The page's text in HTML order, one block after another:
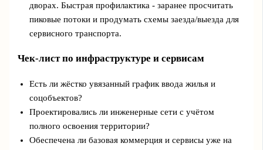
дворах. Быстрая профилактика - заранее просчитать
пиковые потоки и продумать схемы заезда/выезда для
сервисного транспорта.
Чек‑лист по инфраструктуре и сервисам
Есть ли жёстко увязанный график ввода жилья и
соцобъектов?
Проектировались ли инженерные сети с учётом
полного освоения территории?
Обеспечена ли базовая коммерция и сервисы уже на